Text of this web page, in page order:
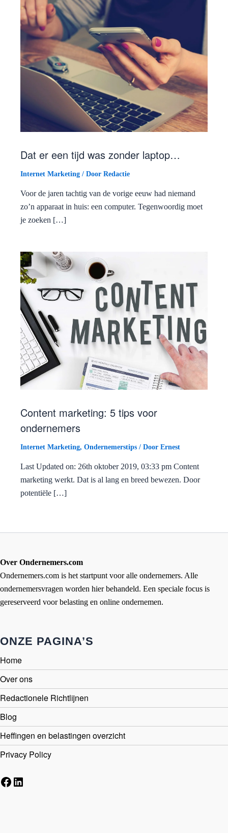
Dat er een tijd was zonder laptop…
Internet Marketing / Door Redactie
Voor de jaren tachtig van de vorige eeuw had niemand
zo’n apparaat in huis: een computer. Tegenwoordig moet
je zoeken […]
Content marketing: 5 tips voor
ondernemers
Internet Marketing, Ondernemerstips / Door Ernest
Last Updated on: 26th oktober 2019, 03:33 pm Content
marketing werkt. Dat is al lang en breed bewezen. Door
potentiële […]
Over Ondernemers.com
Ondernemers.com is het startpunt voor alle ondernemers. Alle
ondernemersvragen worden hier behandeld. Een speciale focus is
gereserveerd voor belasting en online ondernemen.
ONZE PAGINA’S
Home
Over ons
Redactionele Richtlijnen
Blog
Heffingen en belastingen overzicht
Privacy Policy
Facebook
LinkedIn